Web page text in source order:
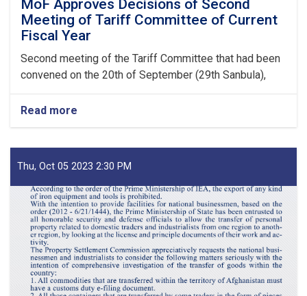
MoF Approves Decisions of Second
Meeting of Tariff Committee of Current
Fiscal Year
Second meeting of the Tariff Committee that had been
convened on the 20th of September (29th Sanbula),
Read more
MoF
Decisions
of
Meeting
of
Tariff
Committee
of
Current
Fiscal
Year
Thu, Oct 05 2023 2:30 PM